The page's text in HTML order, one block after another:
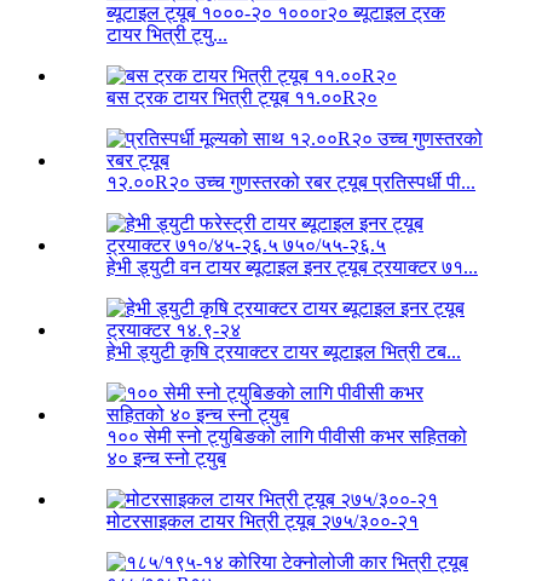
ब्यूटाइल ट्यूब १०००-२० १०००r२० ब्यूटाइल ट्रक
टायर भित्री ट्यु...
बस ट्रक टायर भित्री ट्यूब ११.००R२०
१२.००R२० उच्च गुणस्तरको रबर ट्यूब प्रतिस्पर्धी पी...
हेभी ड्युटी वन टायर ब्यूटाइल इनर ट्यूब ट्रयाक्टर ७१...
हेभी ड्युटी कृषि ट्रयाक्टर टायर ब्यूटाइल भित्री टब...
१०० सेमी स्नो ट्युबिङको लागि पीवीसी कभर सहितको
४० इन्च स्नो ट्युब
मोटरसाइकल टायर भित्री ट्यूब २७५/३००-२१